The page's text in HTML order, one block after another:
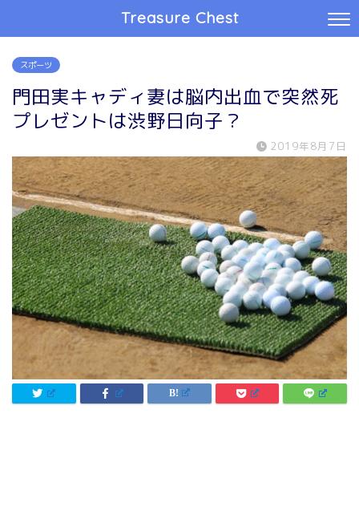
Treasure Chest
スポーツ
門田実キャディ妻は脳内出血で突然死
プレゼントは渋野日向子？
2019年8月7日